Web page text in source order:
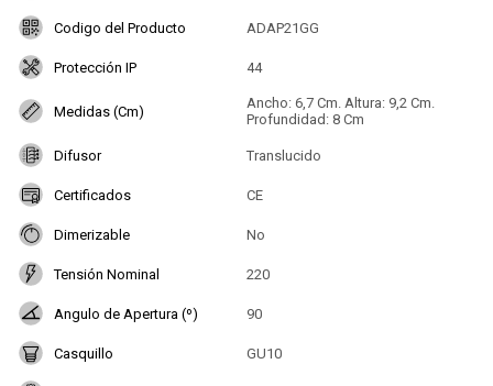
Codigo del Producto ADAP21GG
Protección IP 44
Medidas (Cm)
Ancho: 6,7 Cm. Altura: 9,2 Cm.
Profundidad: 8 Cm
Difusor Translucido
Certificados CE
Dimerizable No
Tensión Nominal 220
Angulo de Apertura (º) 90
Casquillo GU10